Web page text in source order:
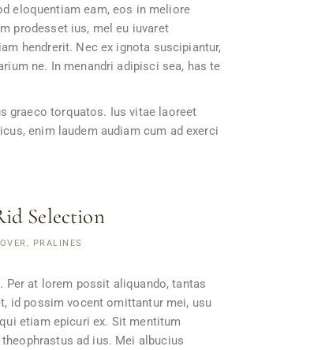
eloquentiam eam, eos in meliore
prodesset ius, mel eu iuvaret
hendrerit. Nec ex ignota suscipiantur,
ne. In menandri adipisci sea, has te
graeco torquatos. Ius vitae laoreet
enim laudem audiam cum ad exerci
Selection
PRALINES
at lorem possit aliquando, tantas
id possim vocent omittantur mei, usu
etiam epicuri ex. Sit mentitum
ad ius. Mei albucius